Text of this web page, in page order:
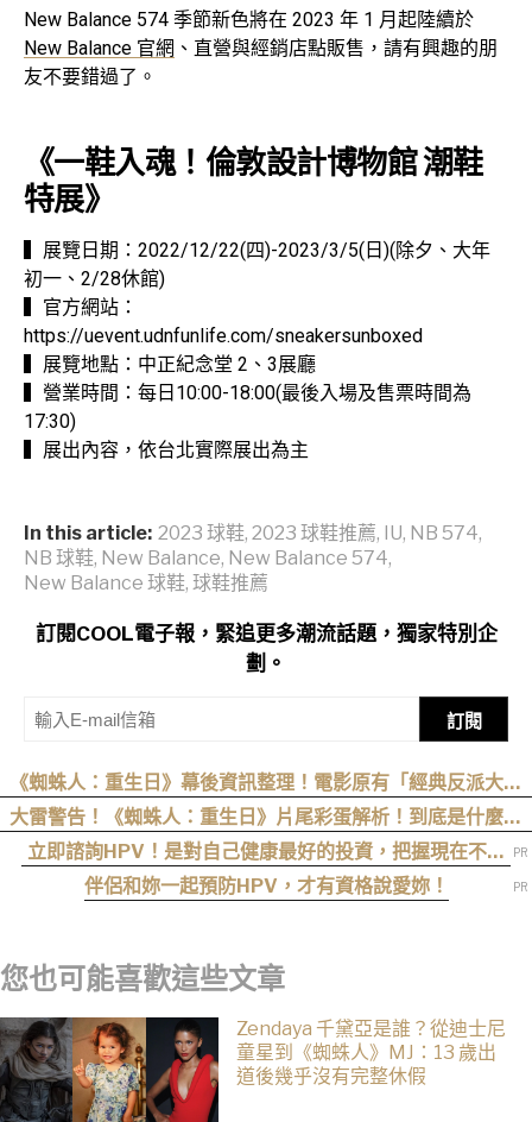
New Balance 574 季節新色將在 2023 年 1 月起陸續於
New Balance 官網 、直營與經銷店點販售，請有興趣的朋
友不要錯過了。
《一鞋入魂！倫敦設計博物館 潮鞋
特展》
▍展覽日期：2022/12/22(四)-2023/3/5(日)(除夕、大年
初一、2/28休館)
▍官方網站：
https://uevent.udnfunlife.com/sneakersunboxed
▍展覽地點：中正紀念堂 2、3展廳⁣⁣⁣⁣
▍營業時間：每日10:00-18:00(最後入場及售票時間為
17:30)⁣⁣⁣
▍展出內容，依台北實際展出為主
In this article: 2023 球鞋, 2023 球鞋推薦, IU, NB 574,
NB 球鞋, New Balance, New Balance 574,
New Balance 球鞋, 球鞋推薦
訂閱COOL電子報，緊追更多潮流話題，獨家特別企
劃。
訂閱
《蜘蛛人：重生日》幕後資訊整理！電影原有「經典反派大混
戰」，湯姆點名想跟「霹靂火」合作！邁爾斯注定加入 MCU
大雷警告！《蜘蛛人：重生日》片尾彩蛋解析！到底是什麼意
思？推測這個可能性最高
立即諮詢HPV！是對自己健康最好的投資，把握現在不嫌
晚！
伴侶和妳一起預防HPV，才有資格說愛妳！
您也可能喜歡這些文章
Zendaya 千黛亞是誰？從迪士尼
童星到《蜘蛛人》MJ：13 歲出
道後幾乎沒有完整休假